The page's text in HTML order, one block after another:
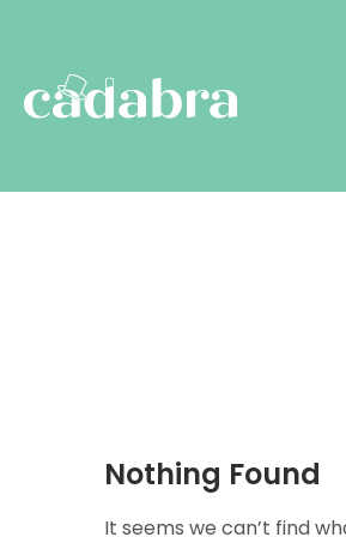
Nothing Found
It seems we can’t find